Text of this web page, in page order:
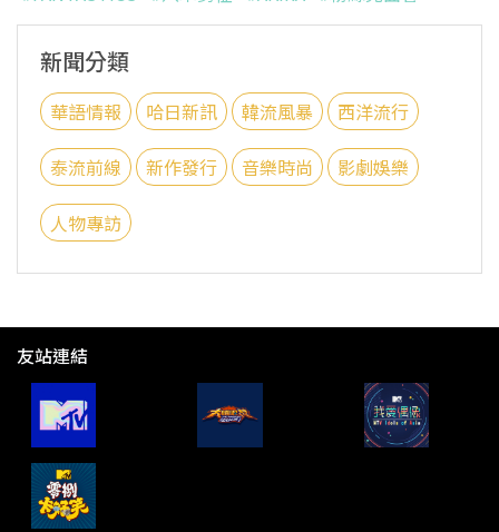
新聞分類
華語情報 哈日新訊 韓流風暴 西洋流行
泰流前線 新作發行 音樂時尚 影劇娛樂
人物專訪
友站連結